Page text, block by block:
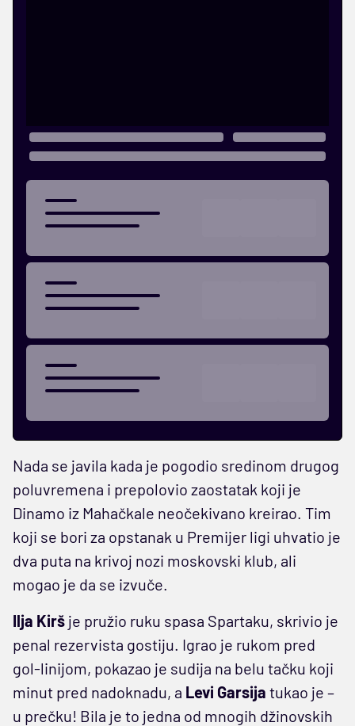
Nada se javila kada je pogodio sredinom drugog
poluvremena i prepolovio zaostatak koji je
Dinamo iz Mahačkale neočekivano kreirao. Tim
koji se bori za opstanak u Premijer ligi uhvatio je
dva puta na krivoj nozi moskovski klub, ali
mogao je da se izvuče.
Ilja Kirš je pružio ruku spasa Spartaku, skrivio je
penal rezervista gostiju. Igrao je rukom pred
gol-linijom, pokazao je sudija na belu tačku koji
minut pred nadoknadu, a Levi Garsija tukao je –
u prečku! Bila je to jedna od mnogih džinovskih